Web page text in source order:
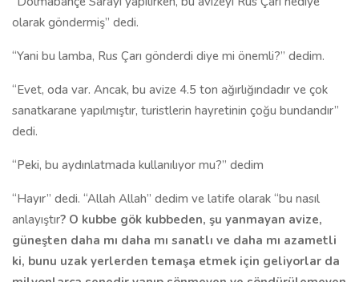
olarak göndermiş” dedi.
“Yani bu lamba, Rus Çarı gönderdi diye mi önemli?” dedim.
“Evet, oda var. Ancak, bu avize 4.5 ton ağırlığındadır ve çok
sanatkarane yapılmıştır, turistlerin hayretinin çoğu bundandır”
dedi.
“Peki, bu aydınlatmada kullanılıyor mu?” dedim
“Hayır” dedi. “Allah Allah” dedim ve latife olarak “bu nasıl
anlayıştır? O kubbe gök kubbeden, şu yanmayan avize,
güneşten daha mı daha mı sanatlı ve daha mı azametli
ki, bunu uzak yerlerden temaşa etmek için geliyorlar da